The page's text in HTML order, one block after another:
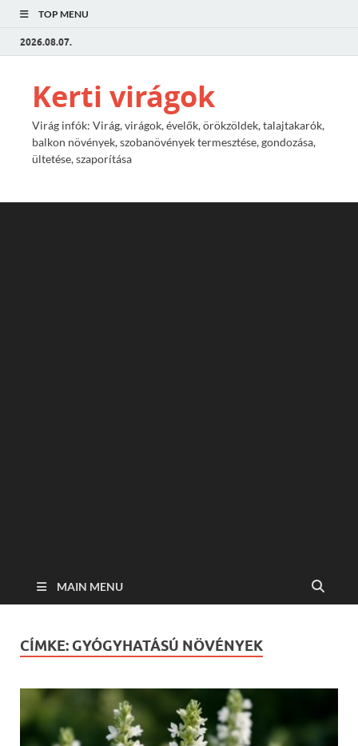
TOP MENU
2026.08.07.
Kerti virágok
Virág infók: Virág, virágok, évelők, örökzöldek, talajtakarók,
balkon növények, szobanövények termesztése, gondozása,
ültetése, szaporítása
MAIN MENU
CÍMKE: GYÓGYHATÁSÚ NÖVÉNYEK